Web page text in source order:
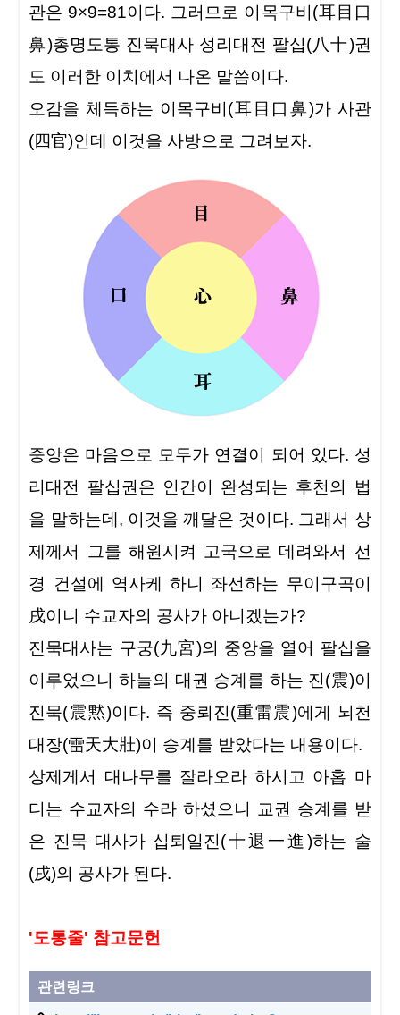
관은 9×9=81이다. 그러므로 이목구비(耳目口
鼻)총명도통 진묵대사 성리대전 팔십(八十)권
도 이러한 이치에서 나온 말씀이다.
오감을 체득하는 이목구비(耳目口鼻)가 사관
(四官)인데 이것을 사방으로 그려보자.
중앙은 마음으로 모두가 연결이 되어 있다. 성
리대전 팔십권은 인간이 완성되는 후천의 법
을 말하는데, 이것을 깨달은 것이다. 그래서 상
제께서 그를 해원시켜 고국으로 데려와서 선
경 건설에 역사케 하니 좌선하는 무이구곡이
戌이니 수교자의 공사가 아니겠는가?
진묵대사는 구궁(九宮)의 중앙을 열어 팔십을
이루었으니 하늘의 대권 승계를 하는 진(震)이
진묵(震黙)이다. 즉 중뢰진(重雷震)에게 뇌천
대장(雷天大壯)이 승계를 받았다는 내용이다.
상제게서 대나무를 잘라오라 하시고 아홉 마
디는 수교자의 수라 하셨으니 교권 승계를 받
은 진묵 대사가 십퇴일진(十退一進)하는 술
(戌)의 공사가 된다.
'도통줄' 참고문헌
관련링크